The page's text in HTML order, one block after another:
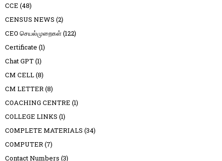
CCE (48)
CENSUS NEWS (2)
CEO செயல்முறைகள்(122)
Certificate (1)
Chat GPT(1)
CM CELL(8)
CM LETTER(8)
COACHING CENTRE (1)
COLLEGE LINKS (1)
COMPLETE MATERIALS (34)
COMPUTER(7)
Contact Numbers (3)